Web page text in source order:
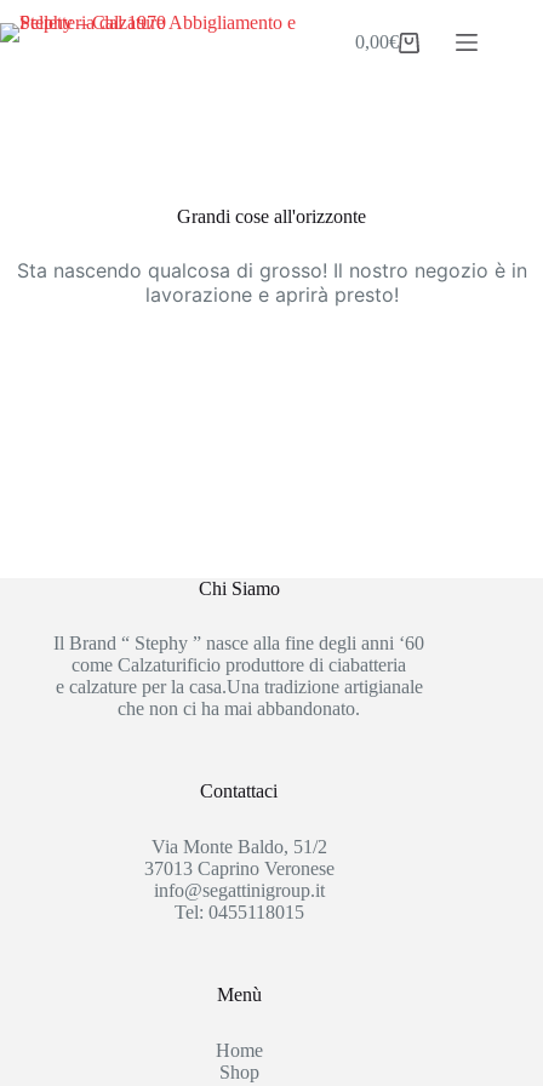
al
Carrello
0,00€
Grandi cose all'orizzonte
Sta nascendo qualcosa di grosso! Il nostro negozio è in
lavorazione e aprirà presto!
Chi Siamo
Il Brand “ Stephy ” nasce alla fine degli anni ‘60
come Calzaturificio produttore di ciabatteria
e calzature per la casa.Una tradizione artigianale
che non ci ha mai abbandonato.
Contattaci
Via Monte Baldo, 51/2
37013 Caprino Veronese
info@segattinigroup.it
Tel: 0455118015
Menù
Home
Shop